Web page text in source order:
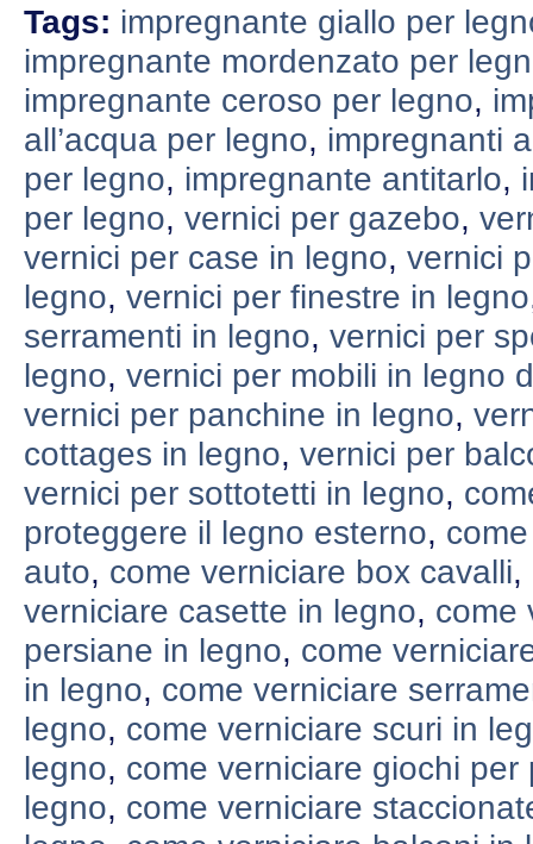
Tags: impregnante giallo per
impregnante mordenzato per
impregnante ceroso per legno,
all’acqua per legno, impregnanti
per legno, impregnante antitarlo,
per legno, vernici per gazebo,
vernici per case in legno, vernici
legno, vernici per finestre in legno
serramenti in legno, vernici per
legno, vernici per mobili in legno
vernici per panchine in legno,
cottages in legno, vernici per
vernici per sottotetti in legno,
proteggere il legno esterno,
auto, come verniciare box cavalli,
verniciare casette in legno, come
persiane in legno, come
in legno, come verniciare
legno, come verniciare scuri in
legno, come verniciare giochi per
legno, come verniciare